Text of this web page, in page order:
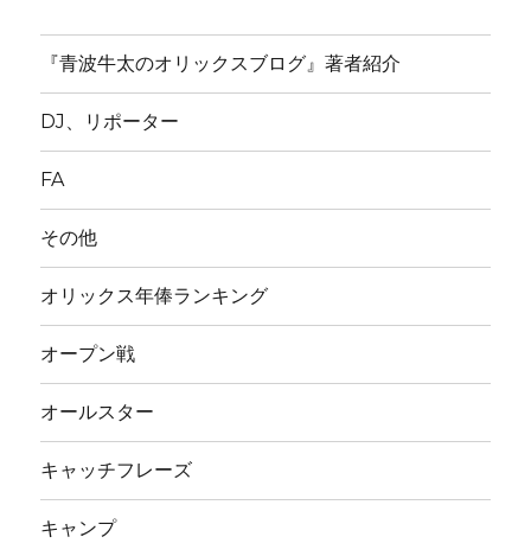
『青波牛太のオリックスブログ』著者紹介
DJ、リポーター
FA
その他
オリックス年俸ランキング
オープン戦
オールスター
キャッチフレーズ
キャンプ